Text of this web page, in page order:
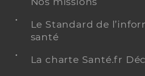
Le Standard de
santé
La charte Santé.fr